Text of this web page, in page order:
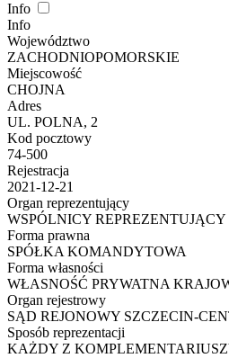
Info
Info
Województwo
ZACHODNIOPOMORSKIE
Miejscowość
CHOJNA
Adres
UL. POLNA, 2
Kod pocztowy
74-500
Rejestracja
2021-12-21
Organ reprezentujący
WSPÓLNICY REPREZENTUJĄCY
Forma prawna
SPÓŁKA KOMANDYTOWA
Forma własności
WŁASNOŚĆ PRYWATNA
Organ rejestrowy
SĄD REJONOWY SZCZECIN-
Sposób reprezentacji
KAŻDY Z